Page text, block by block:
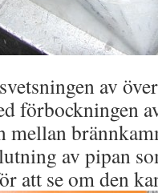
av
förbockningen
mellan
av pipan
att se om den